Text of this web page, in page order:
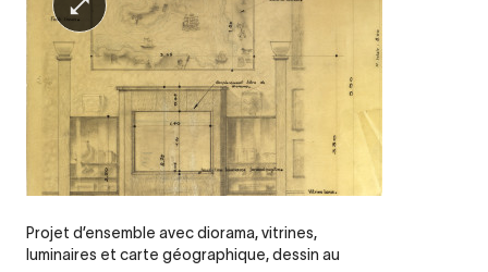
Projet d’ensemble avec diorama, vitrines,
luminaires et carte géographique, dessin au